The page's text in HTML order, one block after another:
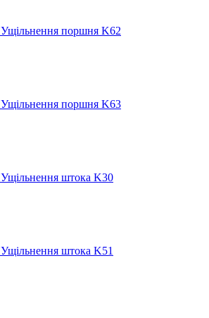
Ущільнення поршня K62
Ущільнення поршня K63
Ущільнення штока K30
Ущільнення штока K51